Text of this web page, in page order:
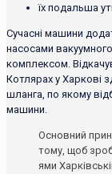
їх подальша
Сучасні машини
насосами
комплексом.
Котлярах у Харкові
шланга, по якому
машини.
Основний
тому, щоб
ями